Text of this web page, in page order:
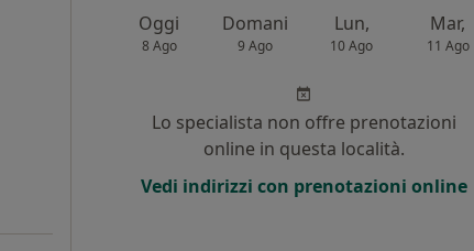
Oggi
8 Ago
Domani
9 Ago
Lun,
10 Ago
Mar,
11 Ago
Lo specialista non offre prenotazioni
online in questa località.
Vedi indirizzi con prenotazioni online